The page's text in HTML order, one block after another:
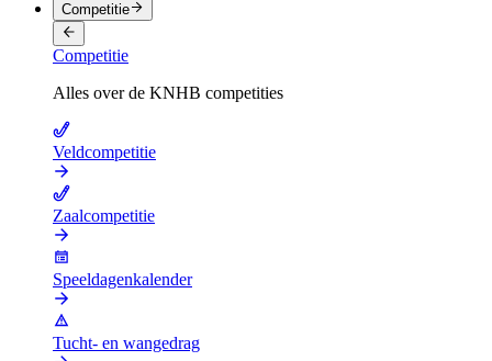
Competitie
Competitie
Alles over de KNHB competities
Veldcompetitie
Zaalcompetitie
Speeldagenkalender
Tucht- en wangedrag